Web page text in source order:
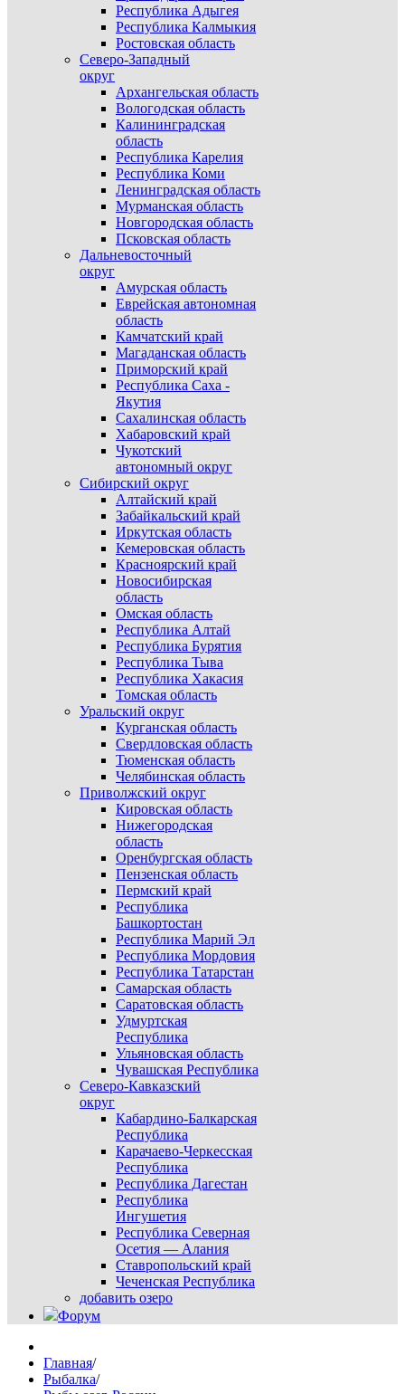
Республика Адыгея
Республика Калмыкия
Ростовская область
Северо-Западный
округ
Архангельская область
Вологодская область
Калининградская
область
Республика Карелия
Республика Коми
Ленинградская область
Мурманская область
Новгородская область
Псковская область
Дальневосточный
округ
Амурская область
Еврейская автономная
область
Камчатский край
Магаданская область
Приморский край
Республика Саха -
Якутия
Сахалинская область
Хабаровский край
Чукотский
автономный округ
Сибирский округ
Алтайский край
Забайкальский край
Иркутская область
Кемеровская область
Красноярский край
Новосибирская
область
Омская область
Республика Алтай
Республика Бурятия
Республика Тыва
Республика Хакасия
Томская область
Уральский округ
Курганская область
Свердловская область
Тюменская область
Челябинская область
Приволжский округ
Кировская область
Нижегородская
область
Оренбургская область
Пензенская область
Пермский край
Республика
Башкортостан
Республика Марий Эл
Республика Мордовия
Республика Татарстан
Самарская область
Саратовская область
Удмуртская
Республика
Ульяновская область
Чувашская Республика
Северо-Кавказский
округ
Кабардино-Балкарская
Республика
Карачаево-Черкесская
Республика
Республика Дагестан
Республика
Ингушетия
Республика Северная
Осетия — Алания
Ставропольский край
Чеченская Республика
добавить озеро
Форум
Главная/
Рыбалка/